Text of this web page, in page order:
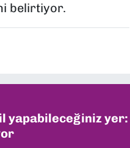
belirtiyor.
yapabileceğiniz yer: